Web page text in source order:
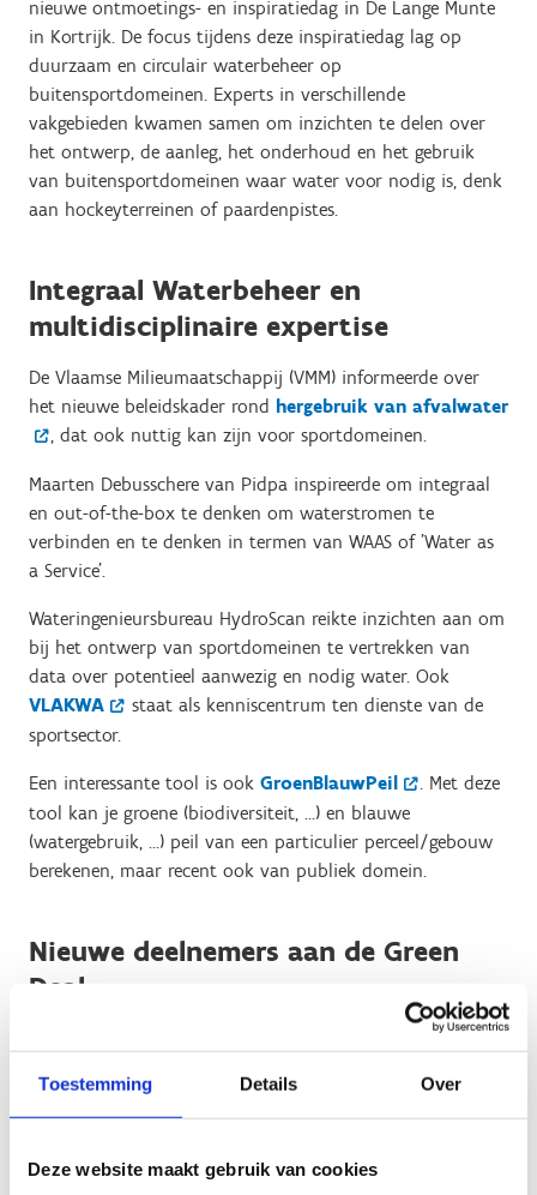
Toestemming Details Over
Deze website maakt gebruik van cookies
nieuwe ontmoetings- en inspiratiedag in De Lange Munte
in Kortrijk. De focus tijdens deze inspiratiedag lag op
duurzaam en circulair waterbeheer op
buitensportdomeinen. Experts in verschillende
vakgebieden kwamen samen om inzichten te delen over
het ontwerp, de aanleg, het onderhoud en het gebruik
van buitensportdomeinen waar water voor nodig is, denk
aan hockeyterreinen of paardenpistes.
Integraal Waterbeheer en
multidisciplinaire expertise
De Vlaamse Milieumaatschappij (VMM) informeerde over
het nieuwe beleidskader rond hergebruik van afvalwater
, dat ook nuttig kan zijn voor sportdomeinen.
Maarten Debusschere van Pidpa inspireerde om integraal
en out-of-the-box te denken om waterstromen te
verbinden en te denken in termen van WAAS of 'Water as
a Service'.
Wateringenieursbureau HydroScan reikte inzichten aan om
bij het ontwerp van sportdomeinen te vertrekken van
data over potentieel aanwezig en nodig water. Ook
VLAKWA
staat als kenniscentrum ten dienste van de
sportsector.
Een interessante tool is ook GroenBlauwPeil
. Met deze
tool kan je groene (biodiversiteit, …) en blauwe
(watergebruik, …) peil van een particulier perceel/gebouw
berekenen, maar recent ook van publiek domein.
Nieuwe deelnemers aan de Green
Deal
Paardensport Vlaanderen en de Vlaamse Hockey Liga zijn
O.a. Tennis & Paddel Vlaanderen was reeds betrokken
naast een 30-tal andere gemeenten en steden,